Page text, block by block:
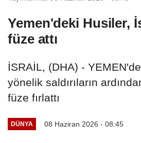
Yemen'deki Husiler,
füze attı
İSRAİL, (DHA) -
yönelik saldırıların
füze fırlattı
DÜNYA 08 Haziran 2026 - 08:45